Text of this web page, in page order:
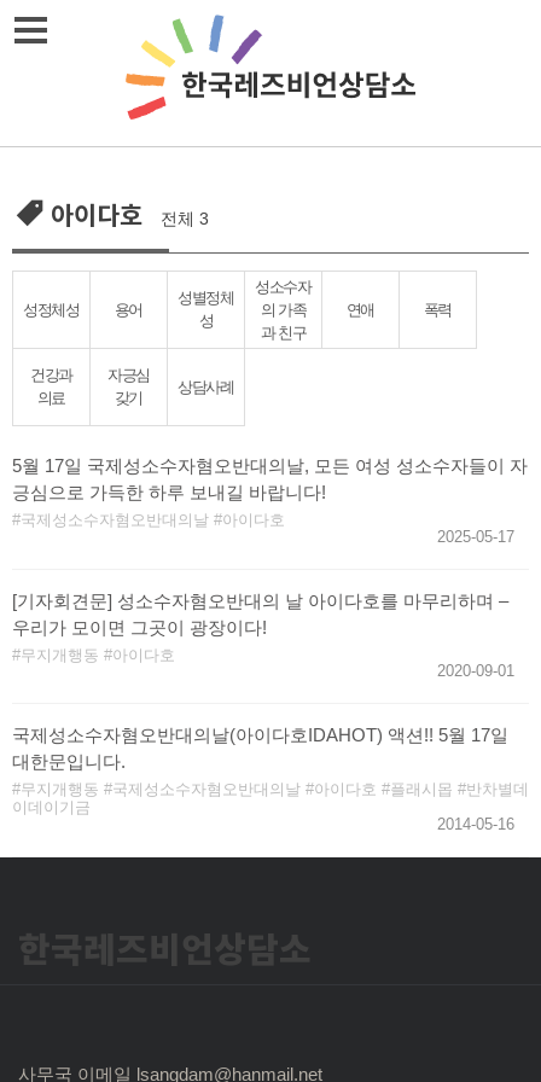
Skip
아이다호 전체 3
성정체성 용어
성별정체
성
성소수자
의 가족
과 친구
연애 폭력
건강과
의료
자긍심
갖기
상담사례
5월 17일 국제성소수자혐오반대의날, 모든 여성 성소수자들이 자
긍심으로 가득한 하루 보내길 바랍니다!
국제성소수자혐오반대의날
아이다호
2025-05-17
[기자회견문] 성소수자혐오반대의 날 아이다호를 마무리하며 –
우리가 모이면 그곳이 광장이다!
무지개행동
아이다호
2020-09-01
국제성소수자혐오반대의날(아이다호IDAHOT) 액션!! 5월 17일
대한문입니다.
무지개행동 국제성소수자혐오반대의날 아이다호 플래시몹
반차별데
이데이기금
2014-05-16
한국레즈비언상담소
사무국 이메일 lsangdam@hanmail.net